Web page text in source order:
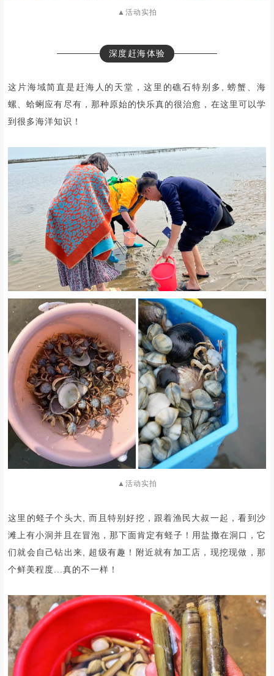
▲活动实拍
深度赶海体验
这片海域简直是赶海人的天堂，这里的礁石特别多, 螃蟹、海
螺、蛤蜊应有尽有，那种原始的快乐真的很治愈，在这里可以学
到很多海洋知识！
▲活动实拍
这里的蛏子个头大,而且特别好挖， 跟着渔民大叔一起，看到沙
滩上有小洞并且在冒泡，那下面肯定有蛏子！用盐撒在洞口，它
们就会自己钻出来, 超级有趣！附近就有加工店，现挖现做，那
个鲜美程度...真的不一样！